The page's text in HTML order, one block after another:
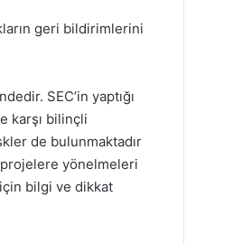
geri bildirimlerini
SEC’in yaptığı
karşı bilinçli
de bulunmaktadır
projelere yönelmeleri
için bilgi ve dikkat